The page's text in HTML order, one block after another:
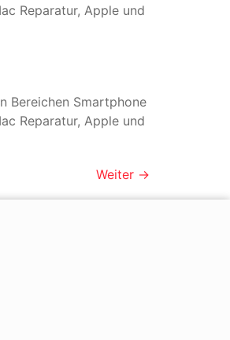
Reparatur, Apple und
Bereichen Smartphone
Reparatur, Apple und
Weiter →